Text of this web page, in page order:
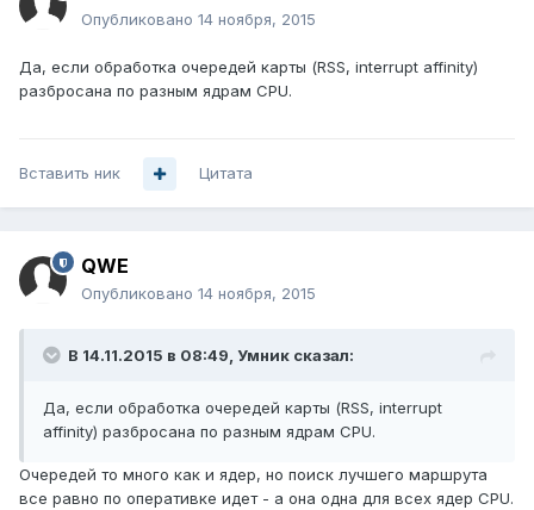
Опубликовано 14 ноября, 2015
Да, если обработка очередей карты (RSS, interrupt affinity)
разбросана по разным ядрам CPU.
Вставить ник Цитата
QWE
Опубликовано 14 ноября, 2015
В 14.11.2015 в 08:49, Умник сказал:
Да, если обработка очередей карты (RSS, interrupt
affinity) разбросана по разным ядрам CPU.
Очередей то много как и ядер, но поиск лучшего маршрута
все равно по оперативке идет - а она одна для всех ядер CPU.